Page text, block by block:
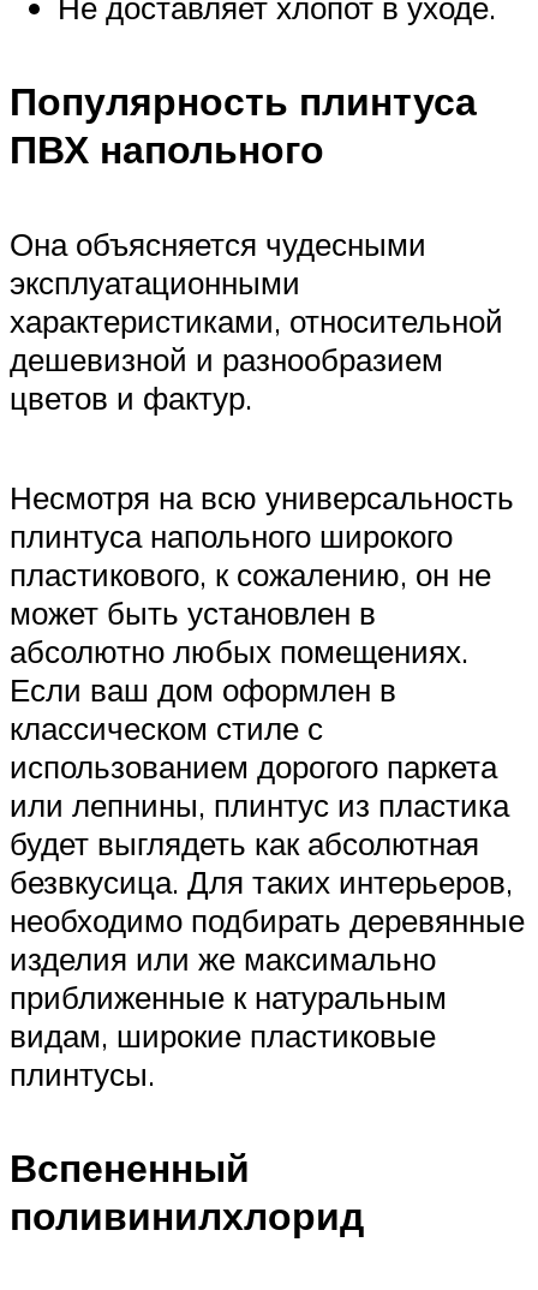
Популярность плинтуса
ПВХ напольного
Она объясняется чудесными
эксплуатационными
характеристиками, относительной
дешевизной и разнообразием
цветов и фактур.
Несмотря на всю универсальность
плинтуса напольного широкого
пластикового, к сожалению, он не
может быть установлен в
абсолютно любых помещениях.
Если ваш дом оформлен в
классическом стиле с
использованием дорогого паркета
или лепнины, плинтус из пластика
будет выглядеть как абсолютная
безвкусица. Для таких интерьеров,
необходимо подбирать деревянные
изделия или же максимально
приближенные к натуральным
видам, широкие пластиковые
плинтусы.
Вспененный
поливинилхлорид